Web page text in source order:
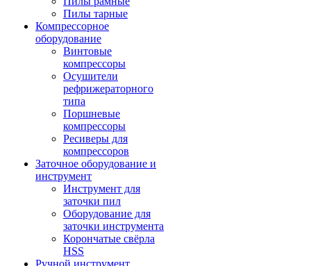
Пилы тарные
Компрессорное
оборудование
Винтовые
компрессоры
Осушители
рефрижераторного
типа
Поршневые
компрессоры
Ресиверы для
компрессоров
Заточное оборудование и
инструмент
Инструмент для
заточки пил
Оборудование для
заточки инструмента
Корончатые свёрла
HSS
Ручной инструмент